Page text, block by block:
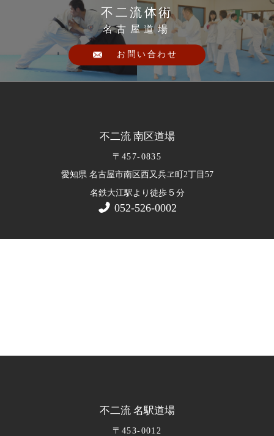
不二流体術
名古屋道場
お問い合わせ
不二流 南区道場
〒457-0835
愛知県 名古屋市南区西又兵ヱ町2丁目57
名鉄大江駅より徒歩５ 分
052-526-0002
不二流 名駅道場
〒453-0012